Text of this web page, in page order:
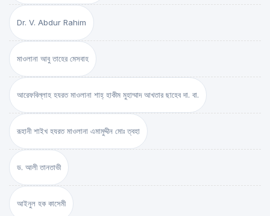
Dr. V. Abdur Rahim
মাওলানা আবু তাহের মেসবাহ
আরেফবিল্লাহ হযরত মাওলানা শাহ্ হাকীম মুহাম্মাদ আখতার ছাহেব দা. বা.
রূহানী শাইখ হযরত মাওলানা এমামুদ্দীন মোঃ ত্বহা
ড. আলী তানতাভী
আইনুল হক কাসেমী